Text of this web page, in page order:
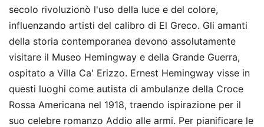
secolo rivoluzionò l'uso della luce e del colore,
influenzando artisti del calibro di El Greco. Gli amanti
della storia contemporanea devono assolutamente
visitare il Museo Hemingway e della Grande Guerra,
ospitato a Villa Ca' Erizzo. Ernest Hemingway visse in
questi luoghi come autista di ambulanze della Croce
Rossa Americana nel 1918, traendo ispirazione per il
suo celebre romanzo Addio alle armi. Per pianificare le